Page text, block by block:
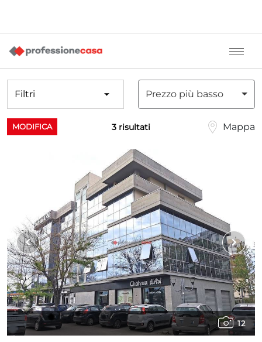
Filtri Prezzo più basso
MODIFICA 3 risultati Mappa
12